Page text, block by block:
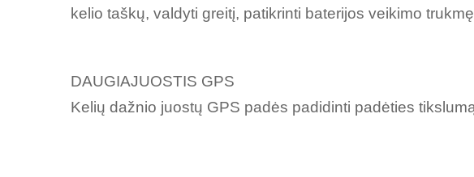
kelio taškų, valdyti greitį, patikrinti baterijos veikimo
DAUGIAJUOSTIS GPS
Kelių dažnio juostų GPS padės padidinti padėties